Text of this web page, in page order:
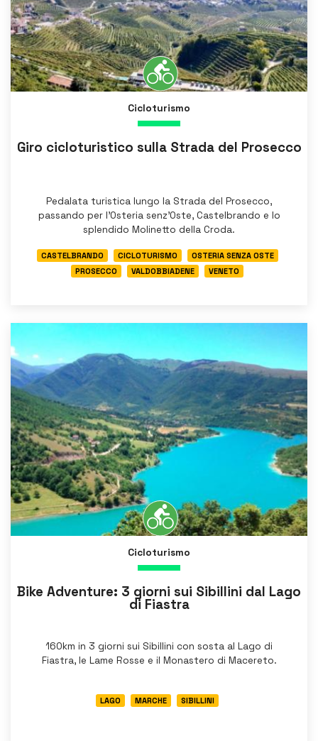
Cicloturismo
Giro cicloturistico sulla Strada del Prosecco
Pedalata turistica lungo la Strada del Prosecco,
passando per l’Osteria senz’Oste, Castelbrando e lo
splendido Molinetto della Croda.
CASTELBRANDO CICLOTURISMO
OSTERIA SENZA OSTE
PROSECCO
VALDOBBIADENE VENETO
Cicloturismo
Bike Adventure: 3 giorni sui Sibillini dal Lago
di Fiastra
160km in 3 giorni sui Sibillini con sosta al Lago di
Fiastra, le Lame Rosse e il Monastero di Macereto.
LAGO MARCHE SIBILLINI